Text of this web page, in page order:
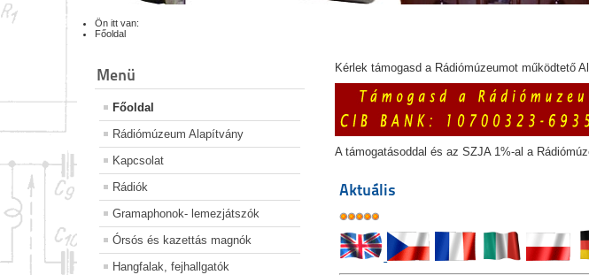
Ön itt van:
Főoldal
Menü
Főoldal
Rádiómúzeum Alapítvány
Kapcsolat
Rádiók
Gramaphonok- lemezjátszók
Órsós és kazettás magnók
Hangfalak, fejhallgatók
Kérlek támogasd a Rádiómúzeumot működtető
A támogatásoddal és az SZJA 1%-al a
Aktuális